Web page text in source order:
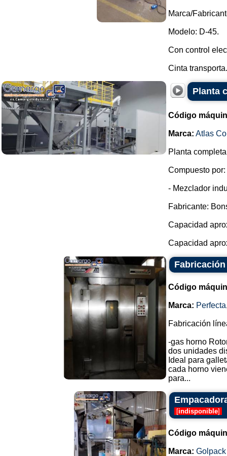
Marca/
Modelo: D-45.
Con control
Cinta
Planta
Código
Marca: Atlas
Planta
Compuesto por:
- Mezclador
Fabricante:
Capacidad
Capacidad
Código
Marca: Perfecta
Fabricación
-gas horno
dos unidades
Ideal para
cada horno
para...
[indisponible]
Código
Marca: Golpack